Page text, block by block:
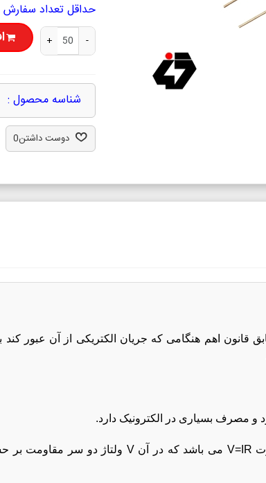
حداقل تعداد سفارش برای
-
+
شناسه محصول :
دوست داشتن0
اهم هنگامی که جریان الکتریکی از آن عبور کند
و مصرف بسیاری در الکترونیک دارد.